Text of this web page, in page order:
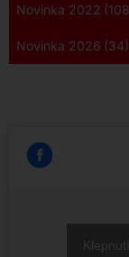
Novinka 2022
Novinka 2026 (34)